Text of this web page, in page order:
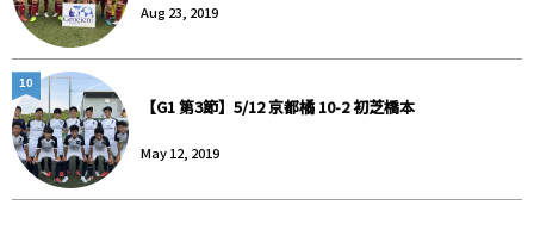
Aug 23, 2019
【G1 第3節】5/12 京都橘 10-2 初芝橋本
May 12, 2019
10